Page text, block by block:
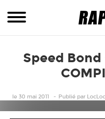
Speed Bond
le 30 mai 2011 Publié par LocLoc